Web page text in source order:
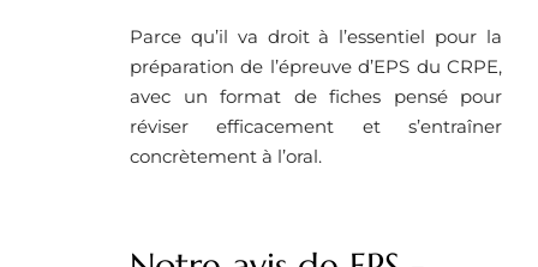
Parce qu’il va droit à l’essentiel pour la
préparation de l’épreuve d’EPS du CRPE,
avec un format de fiches pensé pour
réviser efficacement et s’entraîner
concrètement à l’oral.